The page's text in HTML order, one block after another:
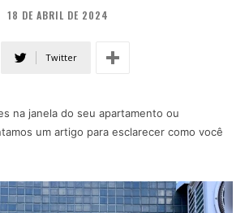
18 DE ABRIL DE 2024
Twitter
na janela do seu apartamento ou
um artigo para esclarecer como você